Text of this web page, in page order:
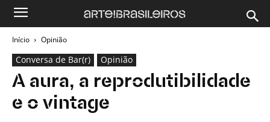
Início Opinião
Conversa de Bar(r) Opinião
A aura, a reprodutibilidade
e o vintage